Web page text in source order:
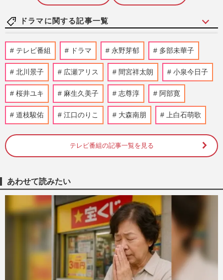
ドラマに関する記事一覧
《堺雅人のドラマ「当たり役」ランキン
グ》新シーズン開始の『VIVANT』を抑え
た1位は“流行語”を輩出した…
週刊女性2026年8月11日号 2026/8/10
堺雅人主演・日曜劇場『VIVANT』劇中の
秘密組織“別班”はフィクション？専門家は
「工作活動は必要」リアル…
週刊女性2026年8月18日・25日号 2026/8/9
礼の注意点を岐阜県観光企画…
週刊女性PRIME 2026/8/9
ニトリの「Nクールおじさん」清水伸が朝
ドラ『風、薫る』だけじゃな『マイ・フィ
クション』『告白』で怪演…
週刊女性PRIME 2026/8/8
テレビ番組 ドラマ 永野芽郁 多部未華子
北川景子 広瀬アリス 間宮祥太朗 小泉今日子
桜井ユキ 麻生久美子 志尊淳 阿部寛
道枝駿佑 江口のりこ 大森南朋 上白石萌歌
テレビ番組の記事一覧を見る
あわせて読みたい